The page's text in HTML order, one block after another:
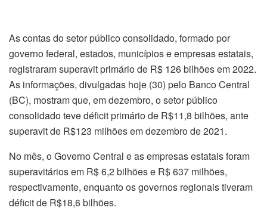
As contas do setor público consolidado, formado por
governo federal, estados, municípios e empresas estatais,
registraram superavit primário de R$ 126 bilhões em 2022.
As informações, divulgadas hoje (30) pelo Banco Central
(BC), mostram que, em dezembro, o setor público
consolidado teve déficit primário de R$11,8 bilhões, ante
superavit de R$123 milhões em dezembro de 2021.
No mês, o Governo Central e as empresas estatais foram
superavitários em R$ 6,2 bilhões e R$ 637 milhões,
respectivamente, enquanto os governos regionais tiveram
déficit de R$18,6 bilhões.